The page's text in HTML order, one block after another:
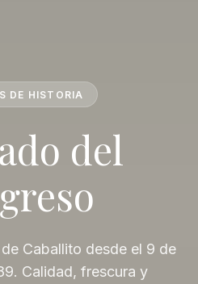
DE HISTORIA
del
Caballito desde el 9 de
Calidad, frescura y